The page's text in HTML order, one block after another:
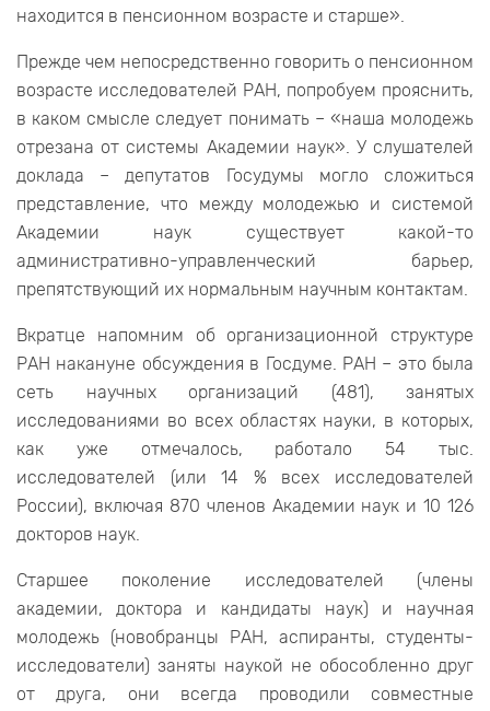
находится в пенсионном возрасте и старше».
Прежде чем непосредственно говорить о пенсионном
возрасте исследователей РАН, попробуем прояснить,
в каком смысле следует понимать – «наша молодежь
отрезана от системы Академии наук». У слушателей
доклада – депутатов Госудумы могло сложиться
представление, что между молодежью и системой
Академии наук существует какой-то
административно-управленческий барьер,
препятствующий их нормальным научным контактам.
Вкратце напомним об организационной структуре
РАН накануне обсуждения в Госдуме. РАН – это была
сеть научных организаций (481), занятых
исследованиями во всех областях науки, в которых,
как уже отмечалось, работало 54 тыс.
исследователей (или 14 % всех исследователей
России), включая 870 членов Академии наук и 10 126
докторов наук.
Старшее поколение исследователей (члены
академии, доктора и кандидаты наук) и научная
молодежь (новобранцы РАН, аспиранты, студенты-
исследователи) заняты наукой не обособленно друг
от друга, они всегда проводили совместные